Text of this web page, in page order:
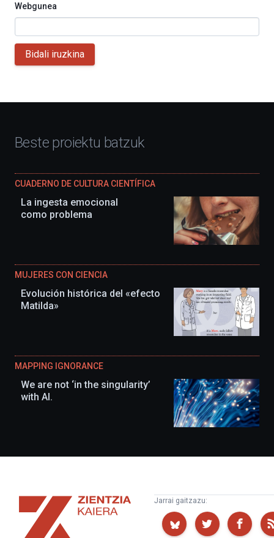
Webgunea
Bidali iruzkina
Beste proiektu batzuk
CUADERNO DE CULTURA CIENTÍFICA
La ingesta emocional
como problema
MUJERES CON CIENCIA
Evolución histórica del «efecto
Matilda»
MAPPING IGNORANCE
We are not ‘in the singularity’
with AI.
Zientzia
Kaiera
Jarrai gaitzazu: